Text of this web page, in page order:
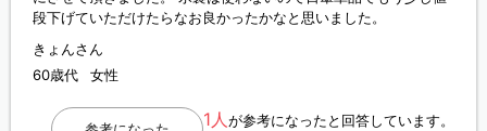
段下げていただけたらなお良かったかなと思いました。
きょんさん
60歳代
女性
1人が参考になったと回答しています。